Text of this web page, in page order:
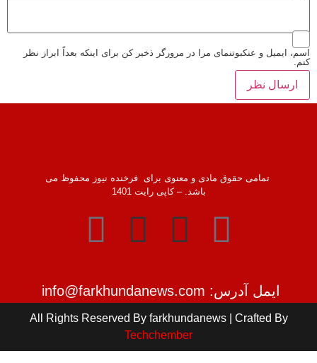
اسم، ایمیل و عنکبوتنمای مرا در مرورگر ذخیر کن برای اینکه بعداً ابراز نظر
کنم.
تمامی حقوق مادی و معنوی برای فرخنده نیوز محفوظ می
باشد. – کاپی رایت 1401
ایمل آدرس: info@farkhundanews.com
All Rights Reserved By farkhundanews | Crafted By
Techchember